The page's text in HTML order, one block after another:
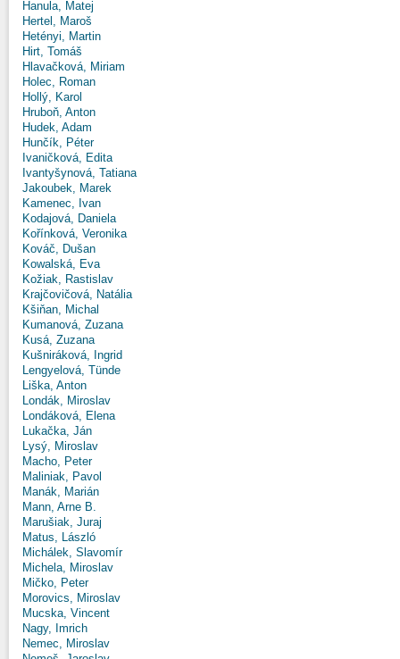
Hanula, Matej
Hertel, Maroš
Hetényi, Martin
Hirt, Tomáš
Hlavačková, Miriam
Holec, Roman
Hollý, Karol
Hruboň, Anton
Hudek, Adam
Hunčík, Péter
Ivaničková, Edita
Ivantyšynová, Tatiana
Jakoubek, Marek
Kamenec, Ivan
Kodajová, Daniela
Kořínková, Veronika
Kováč, Dušan
Kowalská, Eva
Kožiak, Rastislav
Krajčovičová, Natália
Kšiňan, Michal
Kumanová, Zuzana
Kusá, Zuzana
Kušniráková, Ingrid
Lengyelová, Tünde
Liška, Anton
Londák, Miroslav
Londáková, Elena
Lukačka, Ján
Lysý, Miroslav
Macho, Peter
Maliniak, Pavol
Manák, Marián
Mann, Arne B.
Marušiak, Juraj
Matus, László
Michálek, Slavomír
Michela, Miroslav
Mičko, Peter
Morovics, Miroslav
Mucska, Vincent
Nagy, Imrich
Nemec, Miroslav